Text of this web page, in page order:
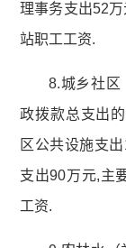
理事务支出52
站职工工资.
8.城乡社区
政拨款总支出
区公共设施支
支出90万元,主
工资.